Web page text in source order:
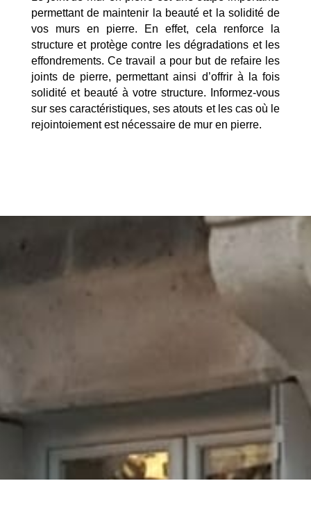
permettant de maintenir la beauté et la solidité de
vos murs en pierre. En effet, cela renforce la
structure et protège contre les dégradations et les
effondrements. Ce travail a pour but de refaire les
joints de pierre, permettant ainsi d’offrir à la fois
solidité et beauté à votre structure. Informez-vous
sur ses caractéristiques, ses atouts et les cas où le
rejointoiement est nécessaire de mur en pierre.